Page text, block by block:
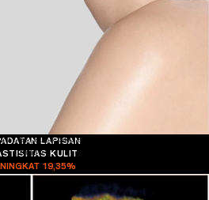
27 Des. 2023.Subjek Uji: 33 wanita berusia 20 - 60
tahun
LAPISAN
KULIT
19,35%